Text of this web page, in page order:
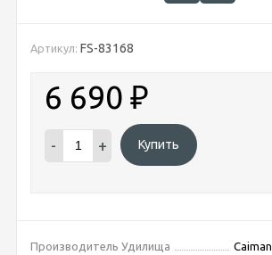
Артикул: FS-83168
6 690 ₽
- + Купить
Производитель Удилища
Caiman